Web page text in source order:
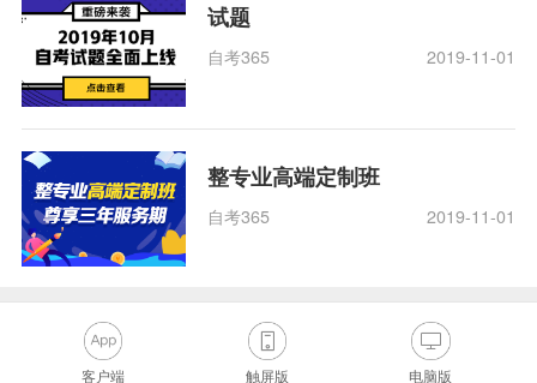
试题
自考365 2019-11-01
整专业高端定制班
自考365 2019-11-01
客户端 触屏版 电脑版